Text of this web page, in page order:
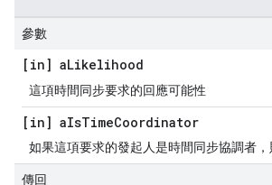
參數
[in] aLikelihood
這項時間同步要求的回應可能性
[in] aIsTimeCoordinator
如果這項要求的發起人是時間同步協調者
傳回